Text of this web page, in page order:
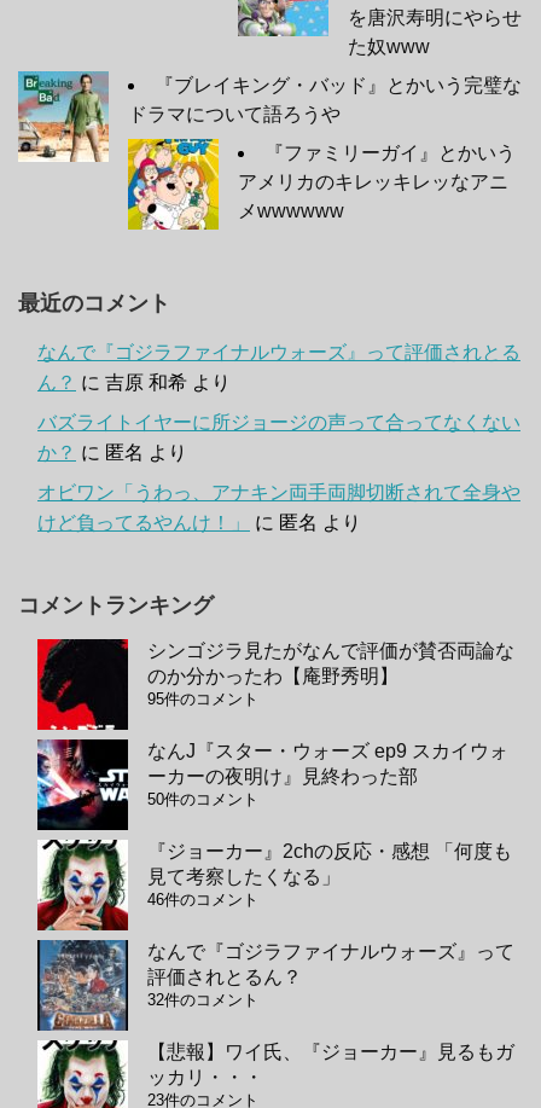
を唐沢寿明にやらせ
た奴www
『ブレイキング・バッド』とかいう完璧な
ドラマについて語ろうや
『ファミリーガイ』とかいう
アメリカのキレッキレッなアニ
メwwwwww
最近のコメント
なんで『ゴジラファイナルウォーズ』って評価されとる
ん？ に 吉原 和希 より
バズライトイヤーに所ジョージの声って合ってなくない
か？ に 匿名 より
オビワン「うわっ、アナキン両手両脚切断されて全身や
けど負ってるやんけ！」
に 匿名 より
コメントランキング
シンゴジラ見たがなんで評価が賛否両論な
のか分かったわ【庵野秀明】
95件のコメント
なんJ『スター・ウォーズ ep9 スカイウォ
ーカーの夜明け』見終わった部
50件のコメント
『ジョーカー』2chの反応・感想 「何度も
見て考察したくなる」
46件のコメント
なんで『ゴジラファイナルウォーズ』って
評価されとるん？
32件のコメント
【悲報】ワイ氏、『ジョーカー』見るもガ
ッカリ・・・
23件のコメント